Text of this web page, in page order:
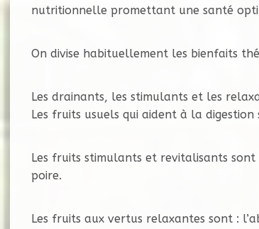
nutritionnelle promettant une santé
On divise habituellement les bienfaits
Les drainants, les stimulants et les
Les fruits usuels qui aident à la
Les fruits stimulants et revitalisants
poire.
Les fruits aux vertus relaxantes sont :